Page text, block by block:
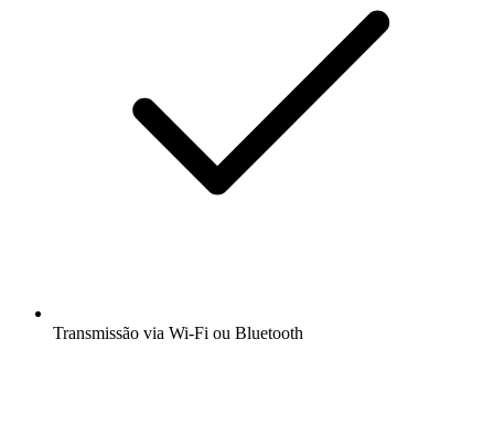
Transmissão via Wi-Fi ou Bluetooth